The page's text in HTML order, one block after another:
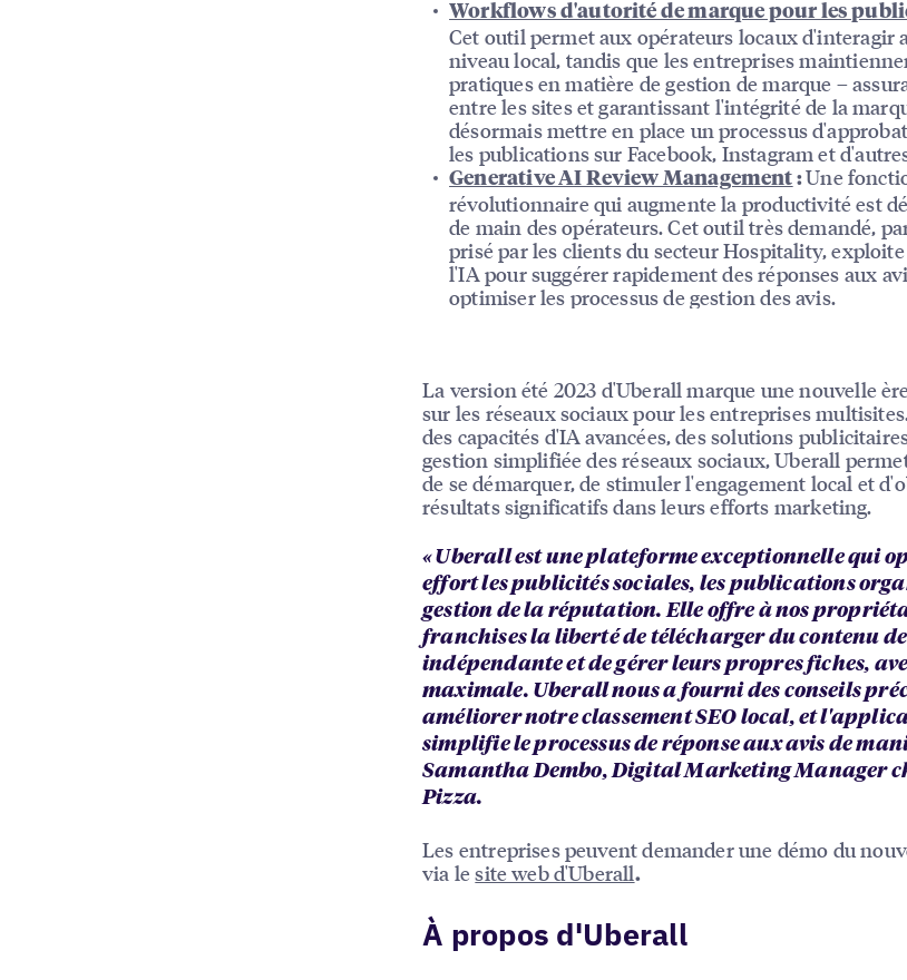
Workflows d'autorité de marque pour les
Cet outil permet aux opérateurs locaux d'interagir
niveau local, tandis que les entreprises
pratiques en matière de gestion de marque –
entre les sites et garantissant l'intégrité de la
désormais mettre en place un processus
les publications sur Facebook, Instagram et
Generative AI Review Management :Une
révolutionnaire qui augmente la productivité est
de main des opérateurs. Cet outil très demandé,
prisé par les clients du secteur Hospitality, exploite
l'IA pour suggérer rapidement des réponses aux
optimiser les processus de gestion des avis.
La version été 2023 d'Uberall marque une nouvelle
sur les réseaux sociaux pour les entreprises
des capacités d'IA avancées, des solutions
gestion simplifiée des réseaux sociaux, Uberall
de se démarquer, de stimuler l'engagement local et
résultats significatifs dans leurs efforts marketing.
« Uberall est une plateforme exceptionnelle qui
effort les publicités sociales, les publications
gestion de la réputation. Elle offre à nos
franchises la liberté de télécharger du contenu
indépendante et de gérer leurs propres fiches,
maximale. Uberall nous a fourni des conseils
améliorer notre classement SEO local, et
simplifie le processus de réponse aux avis de
Samantha Dembo, Digital Marketing Manager
Pizza.
Les entreprises peuvent demander une démo du
via lesite web d'Uberall.
À propos d'Uberall